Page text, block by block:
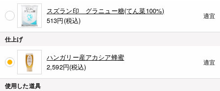
スズラン印 グラニュー糖(てん菜100%)
513円(税込)
適宜
仕上げ
ハンガリー産アカシア蜂蜜
2,592円(税込)
適宜
使用した道具